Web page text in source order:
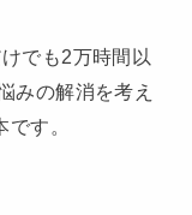
でも2万時間以
みの解消を考え
す。